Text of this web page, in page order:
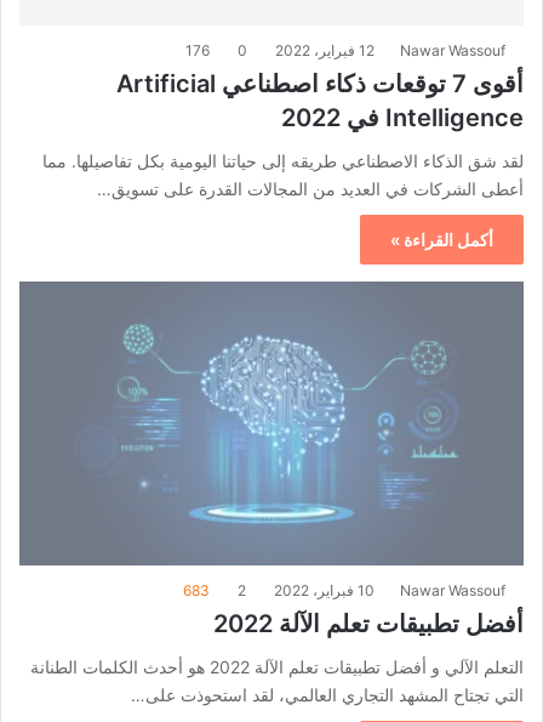
Nawar Wassouf 12 فبراير، 2022 0
176
أقوى 7 توقعات ذكاء اصطناعي Artificial
Intelligence في 2022
لقد شق الذكاء الاصطناعي طريقه إلى حياتنا اليومية بكل تفاصيلها. مما
أعطى الشركات في العديد من المجالات القدرة على تسويق…
أكمل القراءة »
Nawar Wassouf 10 فبراير، 2022 2
683
أفضل تطبيقات تعلم الآلة 2022
التعلم الآلي و أفضل تطبيقات تعلم الآلة 2022 هو أحدث الكلمات الطنانة
التي تجتاح المشهد التجاري العالمي، لقد استحوذت على…